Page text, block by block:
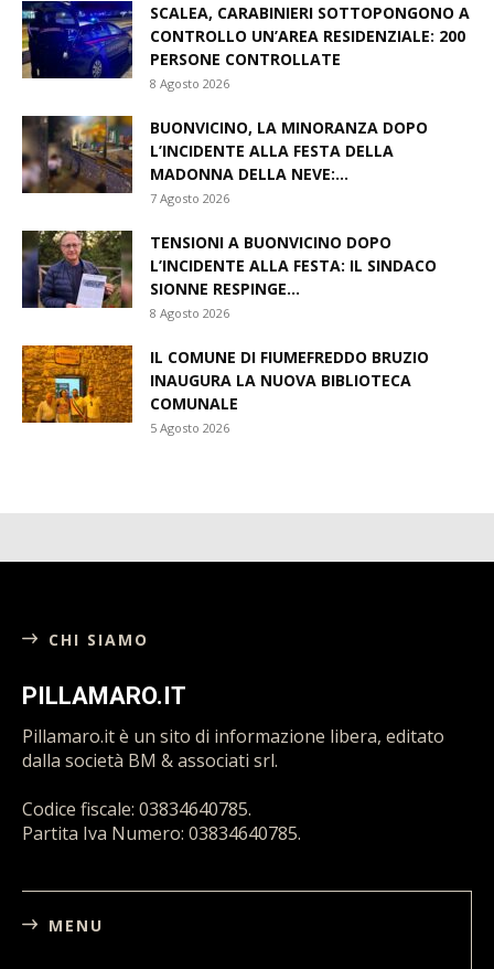
SCALEA, CARABINIERI SOTTOPONGONO A
CONTROLLO UN’AREA RESIDENZIALE: 200
PERSONE CONTROLLATE
8 Agosto 2026
BUONVICINO, LA MINORANZA DOPO
L’INCIDENTE ALLA FESTA DELLA
MADONNA DELLA NEVE:...
7 Agosto 2026
TENSIONI A BUONVICINO DOPO
L’INCIDENTE ALLA FESTA: IL SINDACO
SIONNE RESPINGE...
8 Agosto 2026
IL COMUNE DI FIUMEFREDDO BRUZIO
INAUGURA LA NUOVA BIBLIOTECA
COMUNALE
5 Agosto 2026
CHI SIAMO
PILLAMARO.IT
Pillamaro.it è un sito di informazione libera, editato
dalla società BM & associati srl.
Codice fiscale: 03834640785.
Partita Iva Numero: 03834640785.
MENU